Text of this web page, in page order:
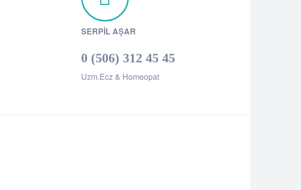
SERPIL AŞAR
0 (506) 312 45 45
Uzm.Ecz & Homeopat